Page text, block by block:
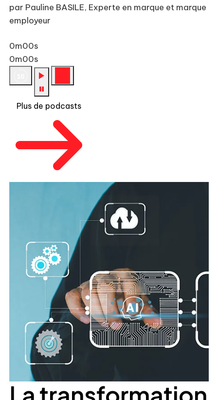
par Pauline BASILE, Experte en marque et marque
employeur
0m00s
0m00s
Plus de podcasts